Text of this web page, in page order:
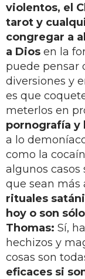
violentos, el
tarot y
congregar a
a Dios en la
puede pensar
diversiones y
es que
meterlos en
pornografía y
a lo
como la
algunos casos
que sean más
rituales
hoy o son
Thomas: Sí,
hechizos y
cosas son
eficaces si